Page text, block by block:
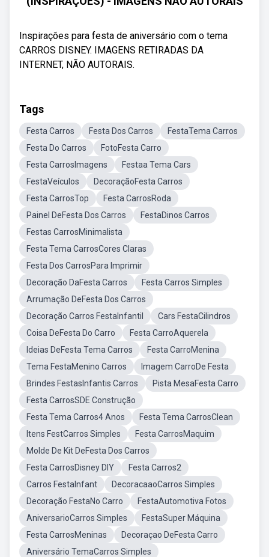
Inspirações para festa de aniversário com o tema
CARROS DISNEY. IMAGENS RETIRADAS DA
INTERNET, NÃO AUTORAIS.
Tags
Festa Carros Festa Dos Carros
FestaTema Carros
Festa Do Carros
FotoFesta Carro
Festa CarrosImagens
Festaa Tema Cars
FestaVeículos
DecoraçãoFesta Carros
Festa CarrosTop
Festa CarrosRoda
Painel DeFesta Dos Carros
FestaDinos Carros
Festas CarrosMinimalista
Festa Tema CarrosCores Claras
Festa Dos CarrosPara Imprimir
Decoração DaFesta Carros
Festa Carros Simples
Arrumação DeFesta Dos Carros
Decoração Carros FestaInfantil
Cars FestaCilindros
Coisa DeFesta Do Carro
Festa CarroAquerela
Ideias DeFesta Tema Carros
Festa CarroMenina
Tema FestaMenino Carros
Imagem CarroDe Festa
Brindes FestasInfantis Carros
Pista MesaFesta Carro
Festa CarrosSDE Construção
Festa Tema Carros4 Anos
Festa Tema CarrosClean
Itens FestCarros Simples
Festa CarrosMaquim
Molde De Kit DeFesta Dos Carros
Festa CarrosDisney DIY
Festa Carros2
Carros FestaInfant
DecoracaaoCarros Simples
Decoração FestaNo Carro
FestaAutomotiva Fotos
AniversarioCarros Simples
FestaSuper Máquina
Festa CarrosMeninas
Decoraçao DeFesta Carro
Aniversário TemaCarros Simples